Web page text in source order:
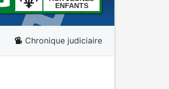
ENFANTS
Chronique judiciaire